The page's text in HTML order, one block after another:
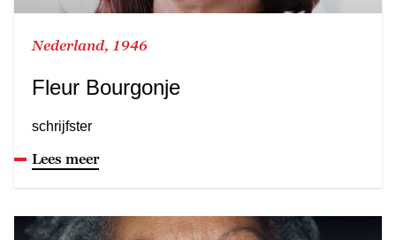
Nederland, 1946
Fleur Bourgonje
schrijfster
Lees meer